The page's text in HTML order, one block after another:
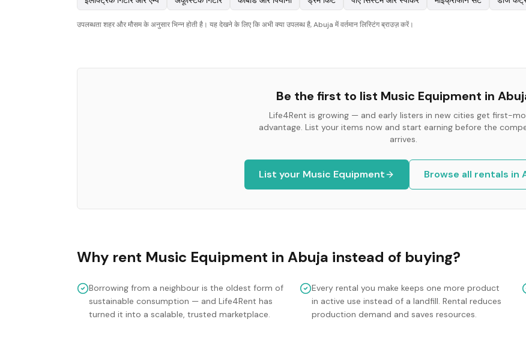
उपलब्धता शहर और मौसम के अनुसार भिन्न होती है। यह देखने के लिए कि अभी क्या उपलब्ध है, Abuja में वर्तमान लिस्टिंग ब्राउज़ करें।
Be the first to list Music Equipment in
Life4Rent is growing — and early listers in new cities get first-
advantage. List your items now and start earning before the
arrives.
List your Music Equipment Browse all rentals in
Why rent Music Equipment in Abuja instead of buying?
Borrowing from a neighbour is the oldest form of
sustainable consumption — and Life4Rent has
turned it into a scalable, trusted marketplace.
Every rental you make keeps one more product
in active use instead of a landfill. Rental reduces
production demand and saves resources.